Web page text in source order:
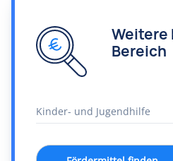
Weitere
Bereich